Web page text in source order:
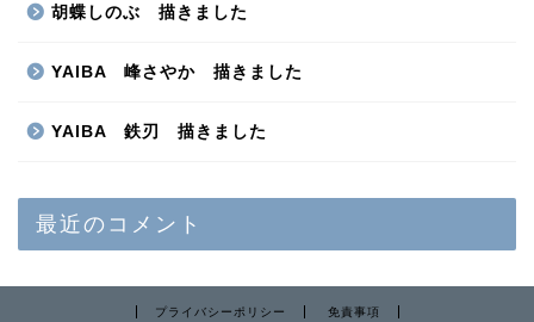
胡蝶しのぶ 描きました
YAIBA 峰さやか 描きました
YAIBA 鉄刃 描きました
最近のコメント
プライバシーポリシー 免責事項